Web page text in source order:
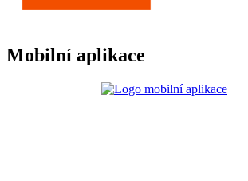
Mobilní aplikace